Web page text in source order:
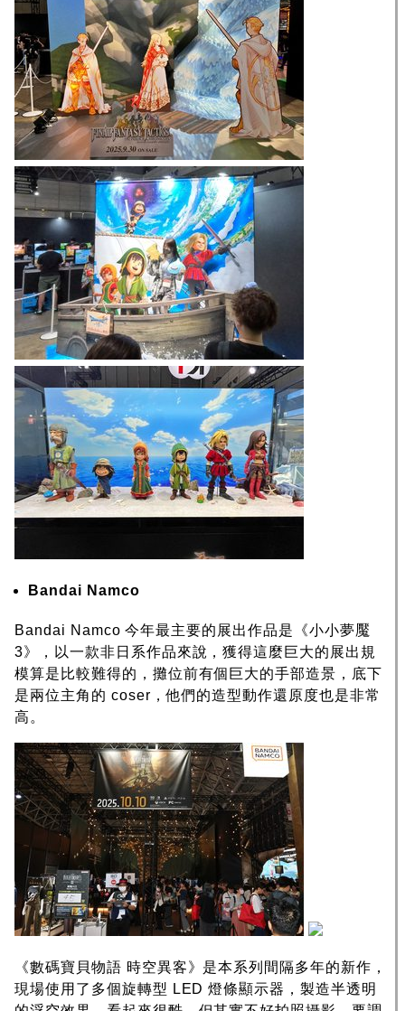
Bandai Namco
Bandai Namco 今年最主要的展出作品是《小小夢魘
3》，以一款非日系作品來說，獲得這麼巨大的展出規
模算是比較難得的，攤位前有個巨大的手部造景，底下
是兩位主角的 coser，他們的造型動作還原度也是非常
高。
《數碼寶貝物語 時空異客》是本系列間隔多年的新作，
現場使用了多個旋轉型 LED 燈條顯示器，製造半透明